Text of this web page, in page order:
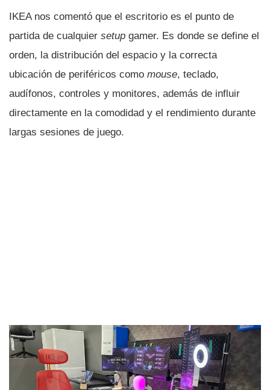
IKEA nos comentó que el escritorio es el punto de
partida de cualquier setup gamer. Es donde se define el
orden, la distribución del espacio y la correcta
ubicación de periféricos como mouse, teclado,
audífonos, controles y monitores, además de influir
directamente en la comodidad y el rendimiento durante
largas sesiones de juego.